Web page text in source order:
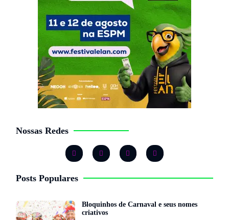
Nossas Redes
Posts Populares
Bloquinhos de Carnaval e seus nomes
criativos